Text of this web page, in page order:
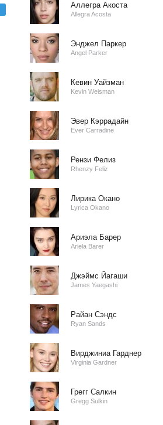
Аллегра Акоста
Allegra Acosta
Энджел Паркер
Angel Parker
Кевин Уайзман
Kevin Weisman
Эвер Кэррадайн
Ever Carradine
Рензи Фелиз
Rhenzy Feliz
Лирика Окано
Lyrica Okano
Ариэла Барер
Ariela Barer
Джэймс Йагаши
James Yaegashi
Райан Сэндс
Ryan Sands
Вирджиниа Гарднер
Virginia Gardner
Грегг Салкин
Gregg Sulkin